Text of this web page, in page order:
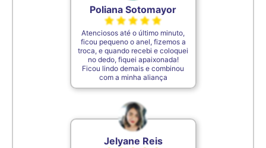
Poliana Sotomayor
Atenciosos até o último minuto,
ficou pequeno o anel, fizemos a
troca, e quando recebi e coloquei
no dedo, fiquei apaixonada!
Ficou lindo demais e combinou
com a minha aliança
Jelyane Reis